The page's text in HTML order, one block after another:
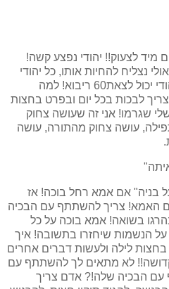
מיד לצעוק!! יהודי נפצע קשה!
נצליח להחיות אותו, כל יהודי
זה נשמה מכסא הכבוד! מכל יהודי יכול לצאת60 ריבוא! למה
צריך לבכות בכל יום ובפרט בחצות
שגרמו! אני זה שעושה צחוק
עושה צחוק מהתורה, עושה
בניה" אם אמא רחל בוכה! אז
האמא! צריך להשתתף עם הבכיה
על 6 מיליון שנהרגו בשואה! אמא בוכה על כל
הנשמות שיחזרו בתשובה! איך
לילה ולעשות דברים אחרים
לא מתאים לך להשתתף עם
הבכיה שלה!? אדם צריך